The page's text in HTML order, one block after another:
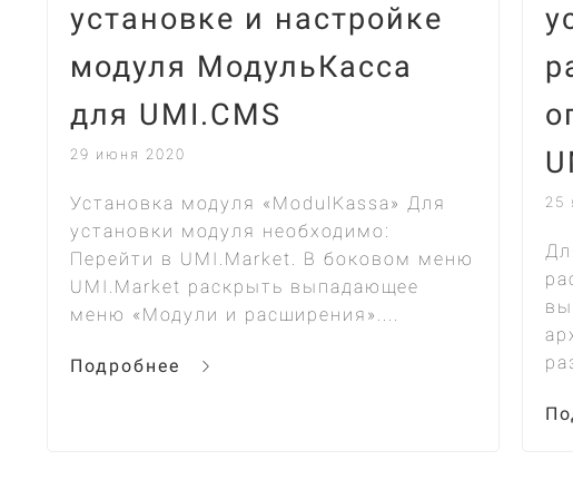
установке и настройке
модуля МодульКасса
для UMI.CMS
29 июня 2020
Установка модуля «ModulKassa» Для
установки модуля необходимо:
Перейти в UMI.Market. В боковом меню
UMI.Market раскрыть выпадающее
меню «Модули и расширения»....
Подробнее
25